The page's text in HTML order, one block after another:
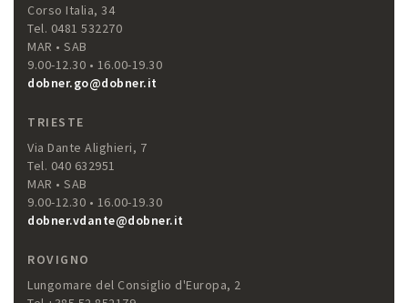
Corso Italia, 34
Tel. 0481 532270
MAR • SAB
9.00-12.30 • 16.00-19.30
dobner.go@dobner.it
TRIESTE
Via Dante Alighieri, 7
Tel. 040 632951
MAR • SAB
9.00-12.30 • 16.00-19.30
dobner.vdante@dobner.it
ROVIGNO
Lungomare del Consiglio d'Europa, 2